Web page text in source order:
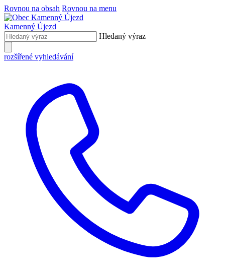
Rovnou na obsah Rovnou na menu
Kamenný Újezd
Hledaný výraz
rozšířené vyhledávání